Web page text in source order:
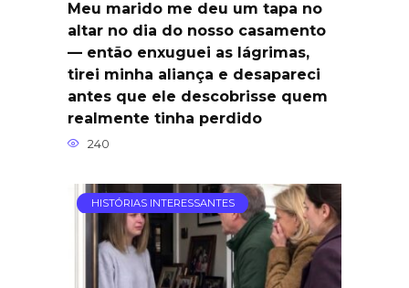
Meu marido me deu um tapa no
altar no dia do nosso casamento
— então enxuguei as lágrimas,
tirei minha aliança e desapareci
antes que ele descobrisse quem
realmente tinha perdido
240
HISTÓRIAS INTERESSANTES